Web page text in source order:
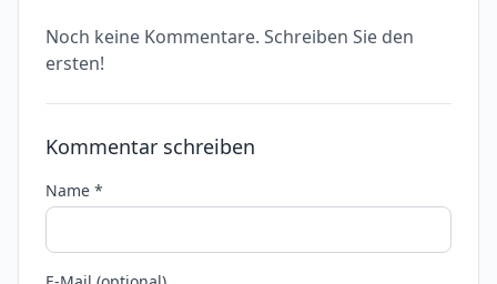
Noch keine Kommentare. Schreiben Sie den
ersten!
Kommentar schreiben
Name *